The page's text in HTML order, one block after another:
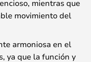
mientras que
movimiento del
armoniosa en el
ya que la función y